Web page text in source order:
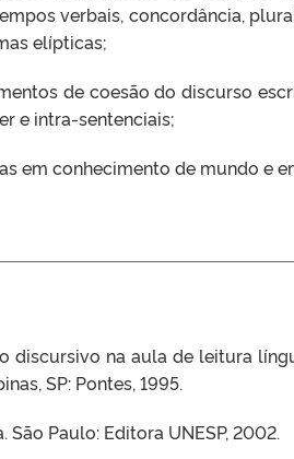
verbais, concordância,
elípticas;
de coesão do discurso
e intra-sentenciais;
em conhecimento de mundo e
discursivo na aula de leitura
SP: Pontes, 1995.
São Paulo: Editora UNESP, 2002.